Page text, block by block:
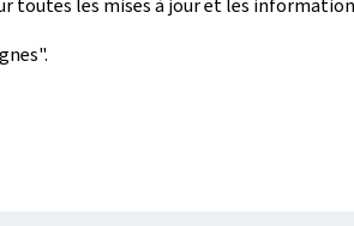
toutes les mises à jour et les